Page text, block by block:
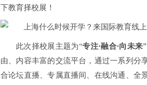
下教育择校展！
此次择校展主题为“专注·融合·向未来"
由、内容丰富的交流平台，通过一系列分
合论坛直播、专属直播间、在线沟通、全